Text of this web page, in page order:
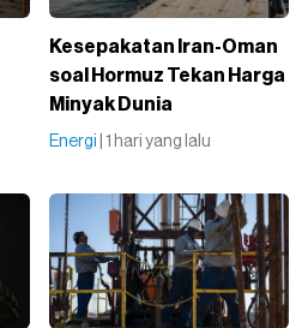
Kesepakatan Iran-Oman
soal Hormuz Tekan Harga
Minyak Dunia
Energi | 1 hari yang lalu